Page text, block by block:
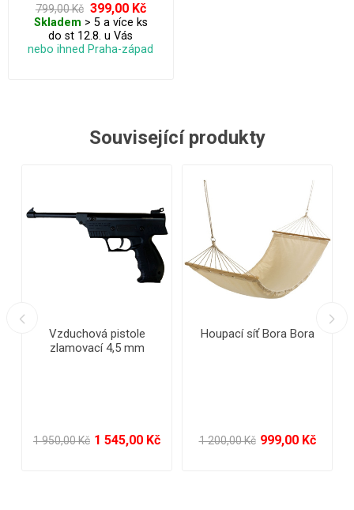
799,00 Kč 399,00 Kč
Skladem > 5 a více ks
do st 12.8. u Vás
nebo ihned Praha-západ
Související produkty
Bora Bora
999,00 Kč
- 43%
Lehátko do bazénu
420,00 Kč 239,00 Kč
Set na
159,00 Kč